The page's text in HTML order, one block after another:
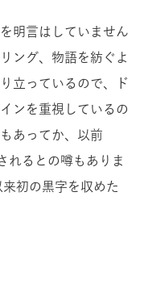
明言はしていません
ング、物語を紡ぐよ
立っているので、ド
ンを重視しているの
あってか、以前
れるとの噂もありま
初の黒字を収めた